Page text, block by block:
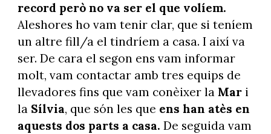
record però no va ser el que volíem.
Aleshores ho vam tenir clar, que si teníem
un altre fill/a el tindríem a casa. I així va
ser. De cara el segon ens vam informar
molt, vam contactar amb tres equips de
llevadores fins que vam conèixer la Mari
la Sílvia, que són les que ens han atès en
aquests dos parts a casa. De seguida vam